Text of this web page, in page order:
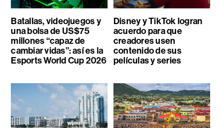
Batallas, videojuegos y
una bolsa de US$75
millones “capaz de
cambiar vidas”: así es la
Esports World Cup 2026
Disney y TikTok logran
acuerdo para que
creadores usen
contenido de sus
películas y series